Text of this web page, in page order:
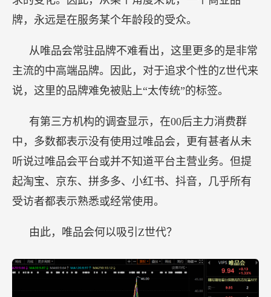
牌，永远是在服务某个年龄段的受众。
从唯品会常驻品牌不难看出，这里更多的是非常
主流的中高端品牌。因此，对于追求个性的Z世代来
说，这里的品牌难免被贴上“太传统”的标签。
有第三方机构的调查显示，在00后主力消费群
中，多数都表示没有使用过唯品会，更有甚者从未
听说过唯品会平台或并不知道平台主营业务。但提
起淘宝、京东、拼多多、小红书、抖音，几乎所有
受访者都表示熟悉或经常使用。
由此，唯品会何以吸引Z世代？